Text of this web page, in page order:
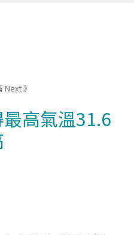
Next 》
高氣溫31.6